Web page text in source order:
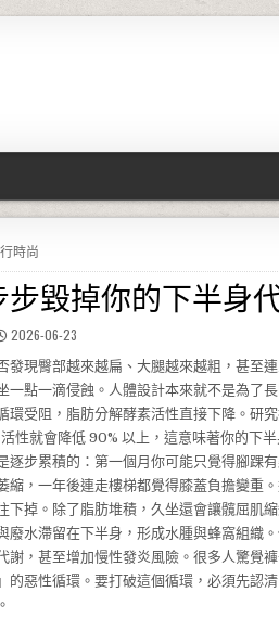
IN
時尚
毀掉你的下半身
PUBLISHED DATE:
2026-06-23
現臀部越來越扁、大腿越來越粗，甚至
點一滴侵蝕。人體設計本來就不是為了長
受阻，脂肪分解酵素活性直接下降。研
就會降低 90% 以上，這意味著你的下半
步累積的：第一個月你可能只覺得腳踝
，一年後連走樓梯都覺得膝蓋負擔變重
掉。除了脂肪堆積，久坐還會讓髖屈肌
水滯留在下半身，形成水腫與蜂窩組織
，甚至增加慢性發炎風險。很多人驚覺褲
惡性循環。要打破這個循環，必須先認